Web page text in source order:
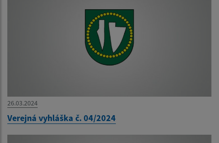
26.03.2024
Verejná vyhláška č. 04/2024